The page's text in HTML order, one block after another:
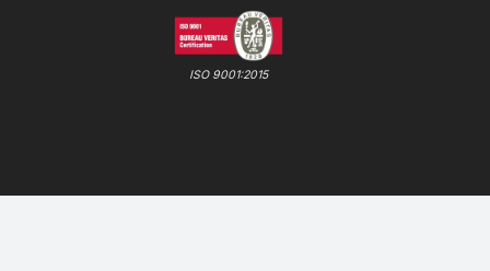
ISO 9001:2015